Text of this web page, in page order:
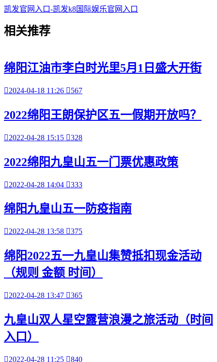
凯发官网入口-凯发k8国际娱乐官网入口
相关推荐
绵阳江油市李白时光里5月1日盛大开街
2024-04-18 11:26 567
2022绵阳王朗保护区五一假期开放吗？
2022-04-28 15:15 328
2022绵阳九皇山五一门票优惠政策
2022-04-28 14:04 333
绵阳九皇山五一防疫指南
2022-04-28 13:58 375
绵阳2022五一九皇山集赞抵扣现金活动
（规则 金额 时间）
2022-04-28 13:47 365
九皇山双人星空露营浪漫之旅活动（时间
入口）
2022-04-28 11:25 840